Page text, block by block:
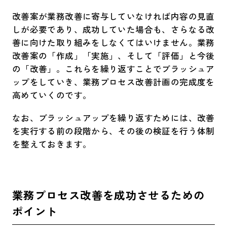
改善案が業務改善に寄与していなければ内容の見直
しが必要であり、成功していた場合も、さらなる改
善に向けた取り組みをしなくてはいけません。業務
改善案の「作成」「実施」、そして「評価」と今後
の「改善」。これらを繰り返すことでブラッシュア
ップをしていき、業務プロセス改善計画の完成度を
高めていくのです。
なお、ブラッシュアップを繰り返すためには、改善
を実行する前の段階から、その後の検証を行う体制
を整えておきます。
業務プロセス改善を成功させるための
ポイント